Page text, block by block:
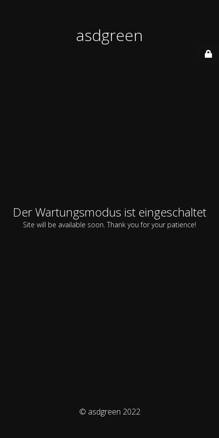
asdgreen
Der Wartungsmodus ist eingeschaltet
Site will be available soon. Thank you for your patience!
© asdgreen 2022